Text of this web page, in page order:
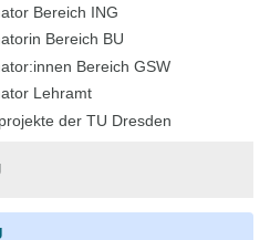
Bereich ING
Bereich BU
Bereich GSW
Lehramt
der TU Dresden